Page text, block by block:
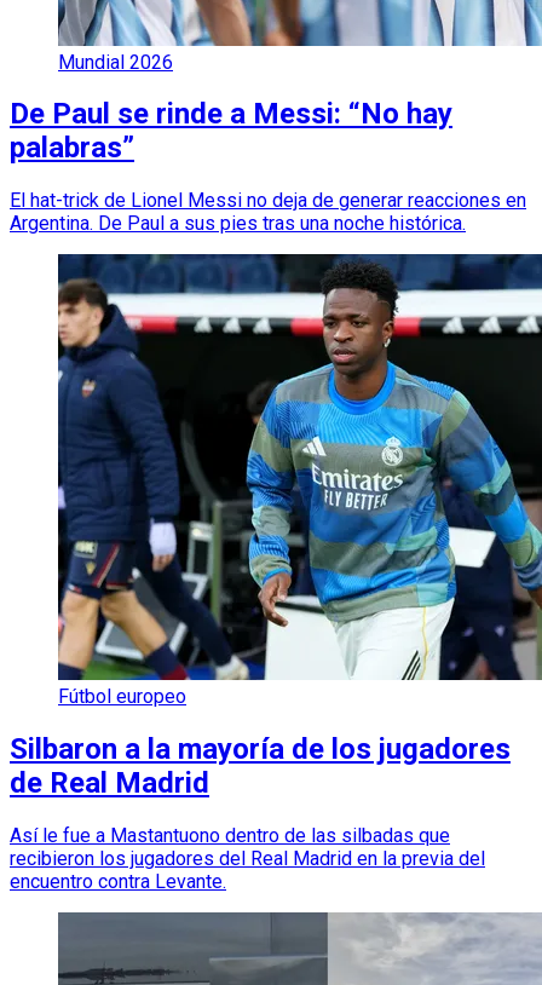
Mundial 2026
De Paul se rinde a Messi: “No hay
palabras”
El hat-trick de Lionel Messi no deja de generar reacciones en
Argentina. De Paul a sus pies tras una noche histórica.
Fútbol europeo
Silbaron a la mayoría de los jugadores
de Real Madrid
Así le fue a Mastantuono dentro de las silbadas que
recibieron los jugadores del Real Madrid en la previa del
encuentro contra Levante.